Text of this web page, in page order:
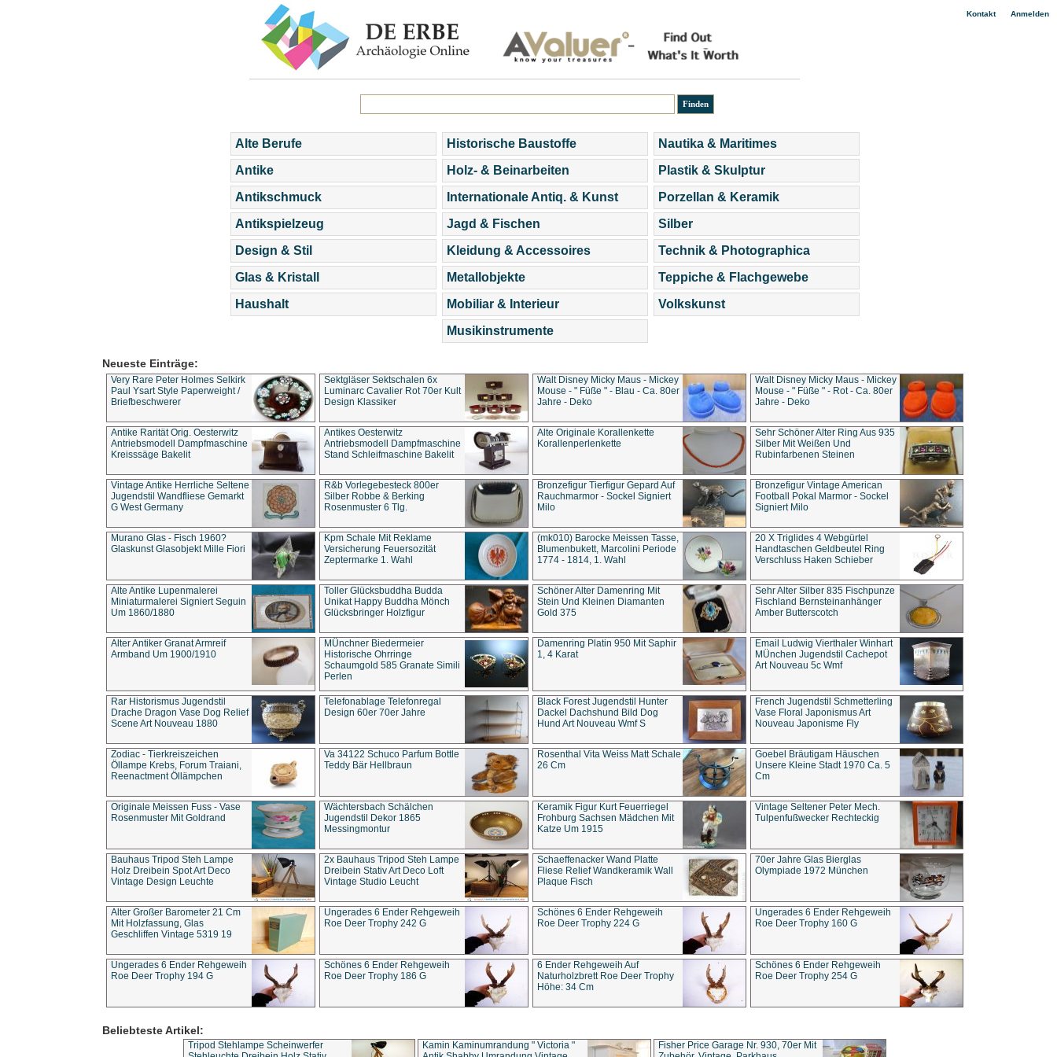
Kontakt| Anmelden
Alte Berufe
Antike
Antikschmuck
Antikspielzeug
Design & Stil
Glas & Kristall
Haushalt
Historische Baustoffe
Holz- & Beinarbeiten
Internationale Antiq. & Kunst
Jagd & Fischen
Kleidung & Accessoires
Metallobjekte
Mobiliar & Interieur
Musikinstrumente
Nautika & Maritimes
Plastik & Skulptur
Porzellan & Keramik
Silber
Technik & Photographica
Teppiche & Flachgewebe
Volkskunst
Neueste Einträge:
Very Rare Peter Holmes Selkirk
Paul Ysart Style Paperweight /
Briefbeschwerer
Sektgläser Sektschalen 6x
Luminarc Cavalier Rot 70er Kult
Design Klassiker
Walt Disney Micky Maus - Mickey
Mouse - " Füße " - Blau - Ca. 80er
Jahre - Deko
Walt Disney Micky Maus - Mickey
Mouse - " Füße " - Rot - Ca. 80er
Jahre - Deko
Antike Rarität Orig. Oesterwitz
Antriebsmodell Dampfmaschine
Kreisssäge Bakelit
Antikes Oesterwitz
Antriebsmodell Dampfmaschine
Stand Schleifmaschine Bakelit
Alte Originale Korallenkette
Korallenperlenkette
Sehr Schöner Alter Ring Aus 935
Silber Mit Weißen Und
Rubinfarbenen Steinen
Vintage Antike Herrliche Seltene
Jugendstil Wandfliese Gemarkt
G West Germany
R&b Vorlegebesteck 800er
Silber Robbe & Berking
Rosenmuster 6 Tlg.
Bronzefigur Tierfigur Gepard Auf
Rauchmarmor - Sockel Signiert
Milo
Bronzefigur Vintage American
Football Pokal Marmor - Sockel
Signiert Milo
Murano Glas - Fisch 1960?
Glaskunst Glasobjekt Mille Fiori
Kpm Schale Mit Reklame
Versicherung Feuersozität
Zeptermarke 1. Wahl
(mk010) Barocke Meissen Tasse,
Blumenbukett, Marcolini Periode
1774 - 1814, 1. Wahl
20 X Triglides 4 Webgürtel
Handtaschen Geldbeutel Ring
Verschluss Haken Schieber
Alte Antike Lupenmalerei
Miniaturmalerei Signiert Seguin
Um 1860/1880
Toller Glücksbuddha Budda
Unikat Happy Buddha Mönch
Glücksbringer Holzfigur
Schöner Alter Damenring Mit
Stein Und Kleinen Diamanten
Gold 375
Sehr Alter Silber 835 Fischpunze
Fischland Bernsteinanhänger
Amber Butterscotch
Alter Antiker Granat Armreif
Armband Um 1900/1910
MÜnchner Biedermeier
Historische Ohrringe
Schaumgold 585 Granate Simili
Perlen
Damenring Platin 950 Mit Saphir
1, 4 Karat
Email Ludwig Vierthaler Winhart
MÜnchen Jugendstil Cachepot
Art Nouveau 5c Wmf
Rar Historismus Jugendstil
Drache Dragon Vase Dog Relief
Scene Art Nouveau 1880
Telefonablage Telefonregal
Design 60er 70er Jahre
Black Forest Jugendstil Hunter
Dackel Dachshund Bild Dog
Hund Art Nouveau Wmf S
French Jugendstil Schmetterling
Vase Floral Japonismus Art
Nouveau Japonisme Fly
Zodiac - Tierkreiszeichen
Öllampe Krebs, Forum Traiani,
Reenactment Öllämpchen
Va 34122 Schuco Parfum Bottle
Teddy Bär Hellbraun
Rosenthal Vita Weiss Matt Schale
26 Cm
Goebel Bräutigam Häuschen
Unsere Kleine Stadt 1970 Ca. 5
Cm
Originale Meissen Fuss - Vase
Rosenmuster Mit Goldrand
Wächtersbach Schälchen
Jugendstil Dekor 1865
Messingmontur
Keramik Figur Kurt Feuerriegel
Frohburg Sachsen Mädchen Mit
Katze Um 1915
Vintage Seltener Peter Mech.
Tulpenfußwecker Rechteckig
Bauhaus Tripod Steh Lampe
Holz Dreibein Spot Art Deco
Vintage Design Leuchte
2x Bauhaus Tripod Steh Lampe
Dreibein Stativ Art Deco Loft
Vintage Studio Leucht
Schaeffenacker Wand Platte
Fliese Relief Wandkeramik Wall
Plaque Fisch
70er Jahre Glas Bierglas
Olympiade 1972 München
Alter Großer Barometer 21 Cm
Mit Holzfassung, Glas
Geschliffen Vintage 5319 19
Ungerades 6 Ender Rehgeweih
Roe Deer Trophy 242 G
Schönes 6 Ender Rehgeweih
Roe Deer Trophy 224 G
Ungerades 6 Ender Rehgeweih
Roe Deer Trophy 160 G
Ungerades 6 Ender Rehgeweih
Roe Deer Trophy 194 G
Schönes 6 Ender Rehgeweih
Roe Deer Trophy 186 G
6 Ender Rehgeweih Auf
Naturholzbrett Roe Deer Trophy
Höhe: 34 Cm
Schönes 6 Ender Rehgeweih
Roe Deer Trophy 254 G
Beliebteste Artikel:
Tripod Stehlampe Scheinwerfer
Kamin Kaminumrandung " Victoria "
Fisher Price Garage Nr. 930, 70er Mit